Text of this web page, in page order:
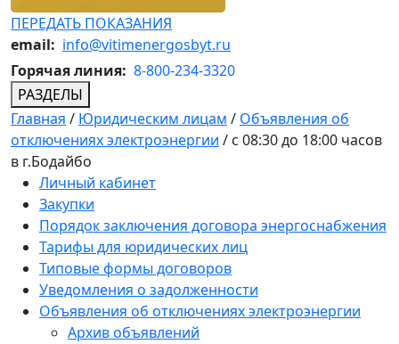
ПЕРЕДАТЬ ПОКАЗАНИЯ
email: info@vitimenergosbyt.ru
Горячая линия: 8-800-234-3320
РАЗДЕЛЫ
Главная / Юридическим лицам / Объявления об
отключениях электроэнергии / с 08:30 до 18:00 часов
в г.Бодайбо
Личный кабинет
Закупки
Порядок заключения договора энергоснабжения
Тарифы для юридических лиц
Типовые формы договоров
Уведомления о задолженности
Объявления об отключениях электроэнергии
Архив объявлений